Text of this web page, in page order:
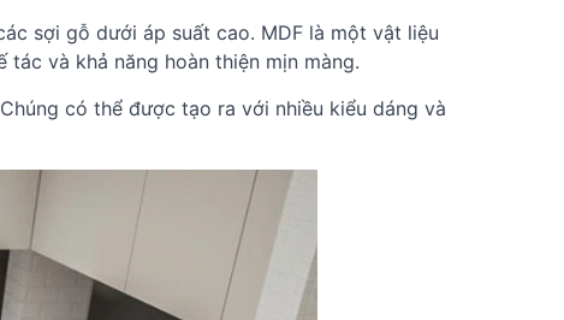
sợi gỗ dưới áp suất cao. MDF là một vật liệu
và khả năng hoàn thiện mịn màng.
có thể được tạo ra với nhiều kiểu dáng và